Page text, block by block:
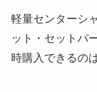
軽量センターシ
ット・セットパ
時購入できるの